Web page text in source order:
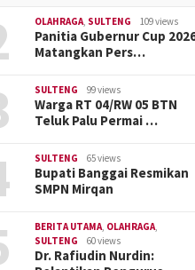
OLAHRAGA SULTENG 109 views
Panitia Gubernur Cup
Matangkan Pers…
SULTENG 99 views
Warga RT 04/RW 05 BTN
Teluk Palu Permai …
SULTENG 65 views
Bupati Banggai Resmikan
SMPN Mirqan
BERITA UTAMA OLAHRAGA
SULTENG
60 views
Dr. Rafiudin Nurdin: